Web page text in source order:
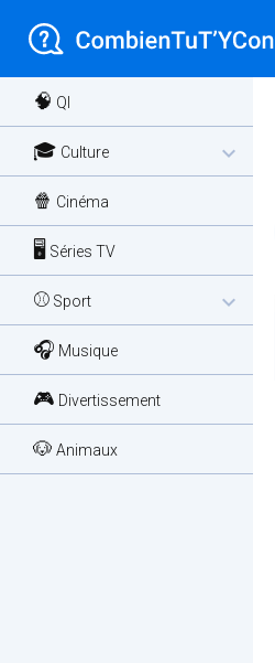
🧠 QI
🎓 Culture expand_more
🍿 Cinéma
🖥️ Séries TV
⚾ Sport expand_more
🎧 Musique
🎮 Divertissement
🐶 Animaux